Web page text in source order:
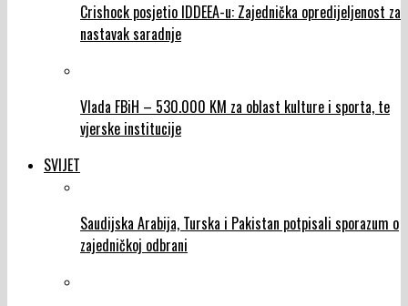
Crishock posjetio IDDEEA-u: Zajednička opredijeljenost za
nastavak saradnje
Vlada FBiH – 530.000 KM za oblast kulture i sporta, te
vjerske institucije
SVIJET
Saudijska Arabija, Turska i Pakistan potpisali sporazum o
zajedničkoj odbrani